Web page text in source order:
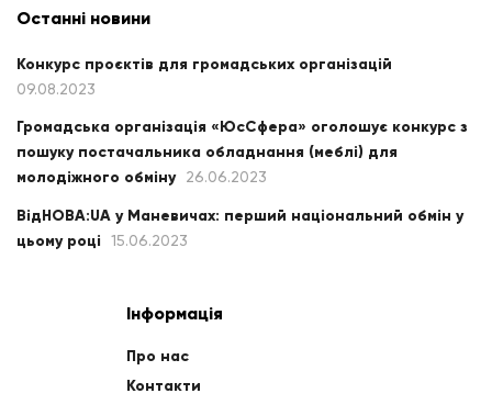
Останні новини
Конкурс проєктів для громадських організацій
09.08.2023
Громадська організація «ЮсСфера» оголошує конкурс з
пошуку постачальника обладнання (меблі) для
молодіжного обміну
26.06.2023
ВідНОВА:UA у Маневичах: перший національний обмін у
цьому році
15.06.2023
Інформація
Про нас
Контакти